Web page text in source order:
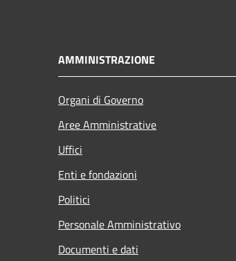
AMMINISTRAZIONE
Organi di Governo
Aree Amministrative
Uffici
Enti e fondazioni
Politici
Personale Amministrativo
Documenti e dati